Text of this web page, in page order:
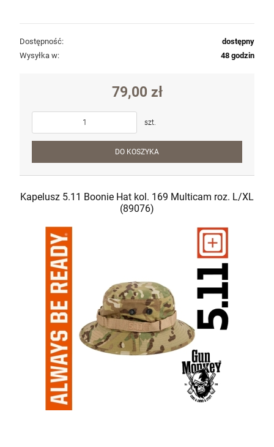
Dostępność:
dostępny
Wysyłka w:
48 godzin
79,00 zł
szt.
DO KOSZYKA
Kapelusz 5.11 Boonie Hat kol. 169 Multicam roz. L/XL
(89076)